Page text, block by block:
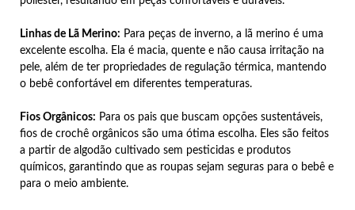
Linhas de Lã Merino: Para peças de inverno, a lã merino é uma
excelente escolha. Ela é macia, quente e não causa irritação na
pele, além de ter propriedades de regulação térmica, mantendo
o bebê confortável em diferentes temperaturas.
Fios Orgânicos: Para os pais que buscam opções sustentáveis,
fios de crochê orgânicos são uma ótima escolha. Eles são feitos
a partir de algodão cultivado sem pesticidas e produtos
químicos, garantindo que as roupas sejam seguras para o bebê e
para o meio ambiente.